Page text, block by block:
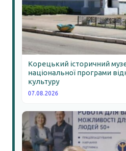
Корецький історичний
національної програми
культуру
07.08.2026